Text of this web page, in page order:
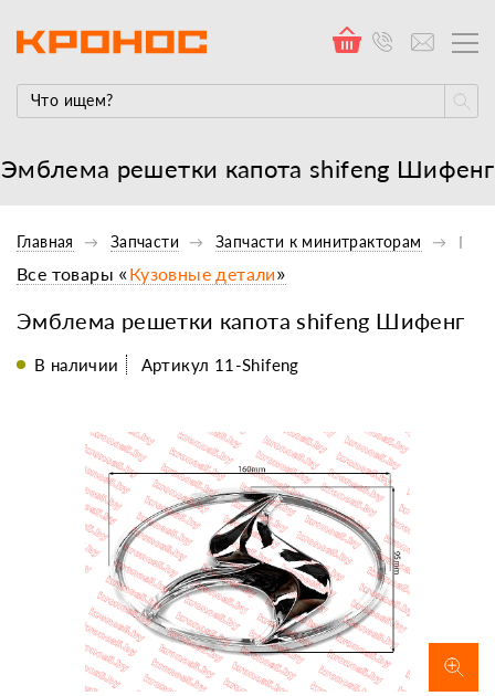
Эмблема решетки капота shifeng Шифенг
Главная Запчасти Запчасти к минитракторам
Эмблема решетки капота shifeng Шифенг
Все товары «Кузовные детали»
В наличии Артикул 11-Shifeng